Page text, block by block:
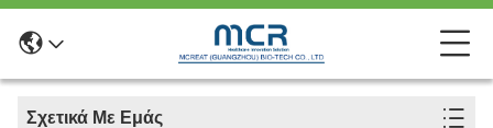
Σχετικά Με Εμάς